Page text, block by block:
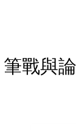
戰與